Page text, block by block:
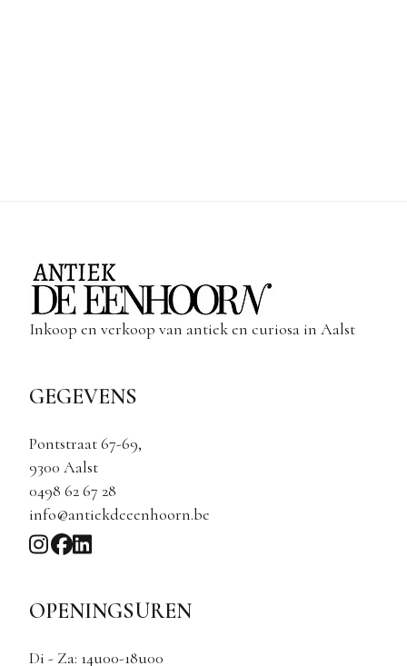
Inkoop en verkoop van antiek en curiosa in Aalst
GEGEVENS
Pontstraat 67-69,
9300 Aalst
0498 62 67 28
info@antiekdeeenhoorn.be
OPENINGSUREN
Di - Za: 14u00-18u00